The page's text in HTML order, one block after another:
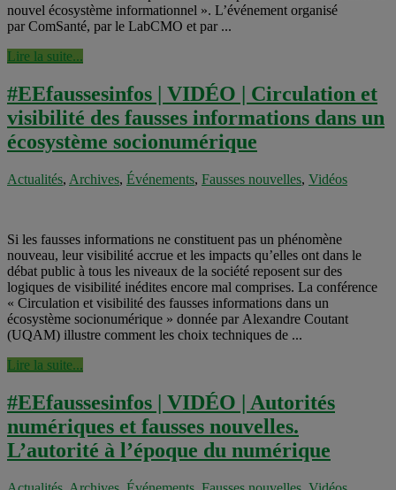
nouvel écosystème informationnel ». L’événement organisé
par ComSanté, par le LabCMO et par ...
Lire la suite...
#EEfaussesinfos | VIDÉO | Circulation et
visibilité des fausses informations dans un
écosystème socionumérique
Actualités, Archives, Événements, Fausses nouvelles, Vidéos
Si les fausses informations ne constituent pas un phénomène
nouveau, leur visibilité accrue et les impacts qu’elles ont dans le
débat public à tous les niveaux de la société reposent sur des
logiques de visibilité inédites encore mal comprises. La conférence
« Circulation et visibilité des fausses informations dans un
écosystème socionumérique » donnée par Alexandre Coutant
(UQAM) illustre comment les choix techniques de ...
Lire la suite...
#EEfaussesinfos | VIDÉO | Autorités
numériques et fausses nouvelles.
L’autorité à l’époque du numérique